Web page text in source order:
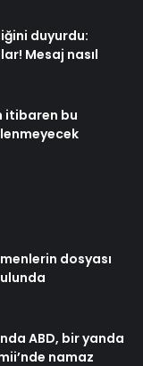
duyurdu:
Mesaj nasıl
itibaren bu
dosyası
ABD, bir yanda
namaz